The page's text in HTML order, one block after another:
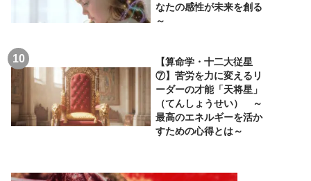
なたの感性が未来を創る
～
【算命学・十二大従星
⑦】苦労を力に変えるリ
ーダーの才能「天将星」
（てんしょうせい） ～
最高のエネルギーを活か
すための心得とは～